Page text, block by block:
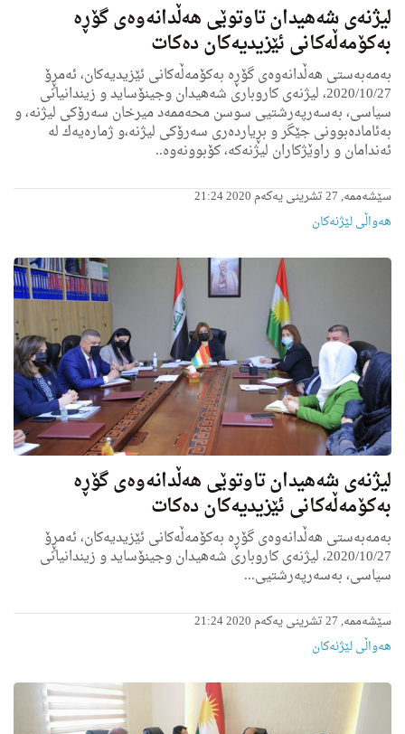
لیژنەی شەهیدان تاوتوێی هەڵدانەوەی گۆڕە
بەكۆمەڵەكانی ئێزیدیەكان دەكات
بەمەبەستی هەڵدانەوەی گۆڕە بەكۆمەڵەكانی ئێزیدیەكان، ئەمڕِۆ
2020/10/27، لیژنەی كاروباری شەهیدان وجینۆساید و زیندانیانی
سیاسی، بەسەرپەرشتیی سوسن محەممەد میرخان سەرۆكی لیژنە، و
بەئامادەبوونی جێگر و بڕیاردەری سەرۆكی لیژنە،و ژمارەیەك لە
ئەندامان و راوێژكاران لیژنەكە، کۆبوونەوە..
سێشەممە, 27 تشرینی یەکەم 2020 21:24
هه‌واڵى لێژنه‌كان
لیژنەی شەهیدان تاوتوێی هەڵدانەوەی گۆڕە
بەكۆمەڵەكانی ئێزیدیەكان دەكات
بەمەبەستی هەڵدانەوەی گۆڕە بەكۆمەڵەكانی ئێزیدیەكان، ئەمڕِۆ
2020/10/27، لیژنەی كاروباری شەهیدان وجینۆساید و زیندانیانی
سیاسی، بەسەرپەرشتیى...
سێشەممە, 27 تشرینی یەکەم 2020 21:24
هه‌واڵى لێژنه‌كان